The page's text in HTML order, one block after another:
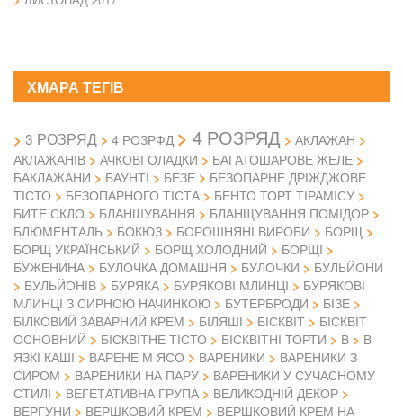
ХМАРА ТЕГІВ
3 РОЗРЯД 4 РОЗРФД 4 РОЗРЯД
АКЛАЖАН
АКЛАЖАНІВ
АЧКОВІ ОЛАДКИ
БАГАТОШАРОВЕ ЖЕЛЕ
БАКЛАЖАНИ
БАУНТІ БЕЗЕ
БЕЗОПАРНЕ ДРІЖДЖОВЕ
ТІСТО
БЕЗОПАРНОГО ТІСТА
БЕНТО ТОРТ ТІРАМІСУ
БИТЕ СКЛО
БЛАНШУВАННЯ
БЛАНЩУВАННЯ ПОМІДОР
БЛЮМЕНТАЛЬ
БОКЮЗ БОРОШНЯНІ ВИРОБИ
БОРЩ
БОРЩ УКРАЇНСЬКИЙ
БОРЩ ХОЛОДНИЙ
БОРЩІ
БУЖЕНИНА
БУЛОЧКА ДОМАШНЯ БУЛОЧКИ
БУЛЬЙОНИ
БУЛЬЙОНІВ
БУРЯКА БУРЯКОВІ МЛИНЦІ
БУРЯКОВІ
МЛИНЦІ З СИРНОЮ НАЧИНКОЮ
БУТЕРБРОДИ
БІЗЕ
БІЛКОВИЙ ЗАВАРНИЙ КРЕМ
БІЛЯШІ БІСКВІТ
БІСКВІТ
ОСНОВНИЙ
БІСКВІТНЕ ТІСТО БІСКВІТНІ ТОРТИ В
В
ЯЗКІ КАШІ
ВАРЕНЕ М ЯСО ВАРЕНИКИ
ВАРЕНИКИ З
СИРОМ
ВАРЕНИКИ НА ПАРУ
ВАРЕНИКИ У СУЧАСНОМУ
СТИЛІ
ВЕГЕТАТИВНА ГРУПА
ВЕЛИКОДНІЙ ДЕКОР
ВЕРГУНИ
ВЕРШКОВИЙ КРЕМ
ВЕРШКОВИЙ КРЕМ НА